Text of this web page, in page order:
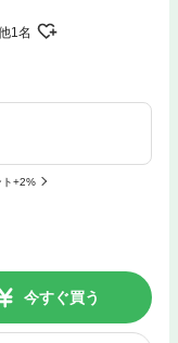
1名
ト+2%
今すぐ買う